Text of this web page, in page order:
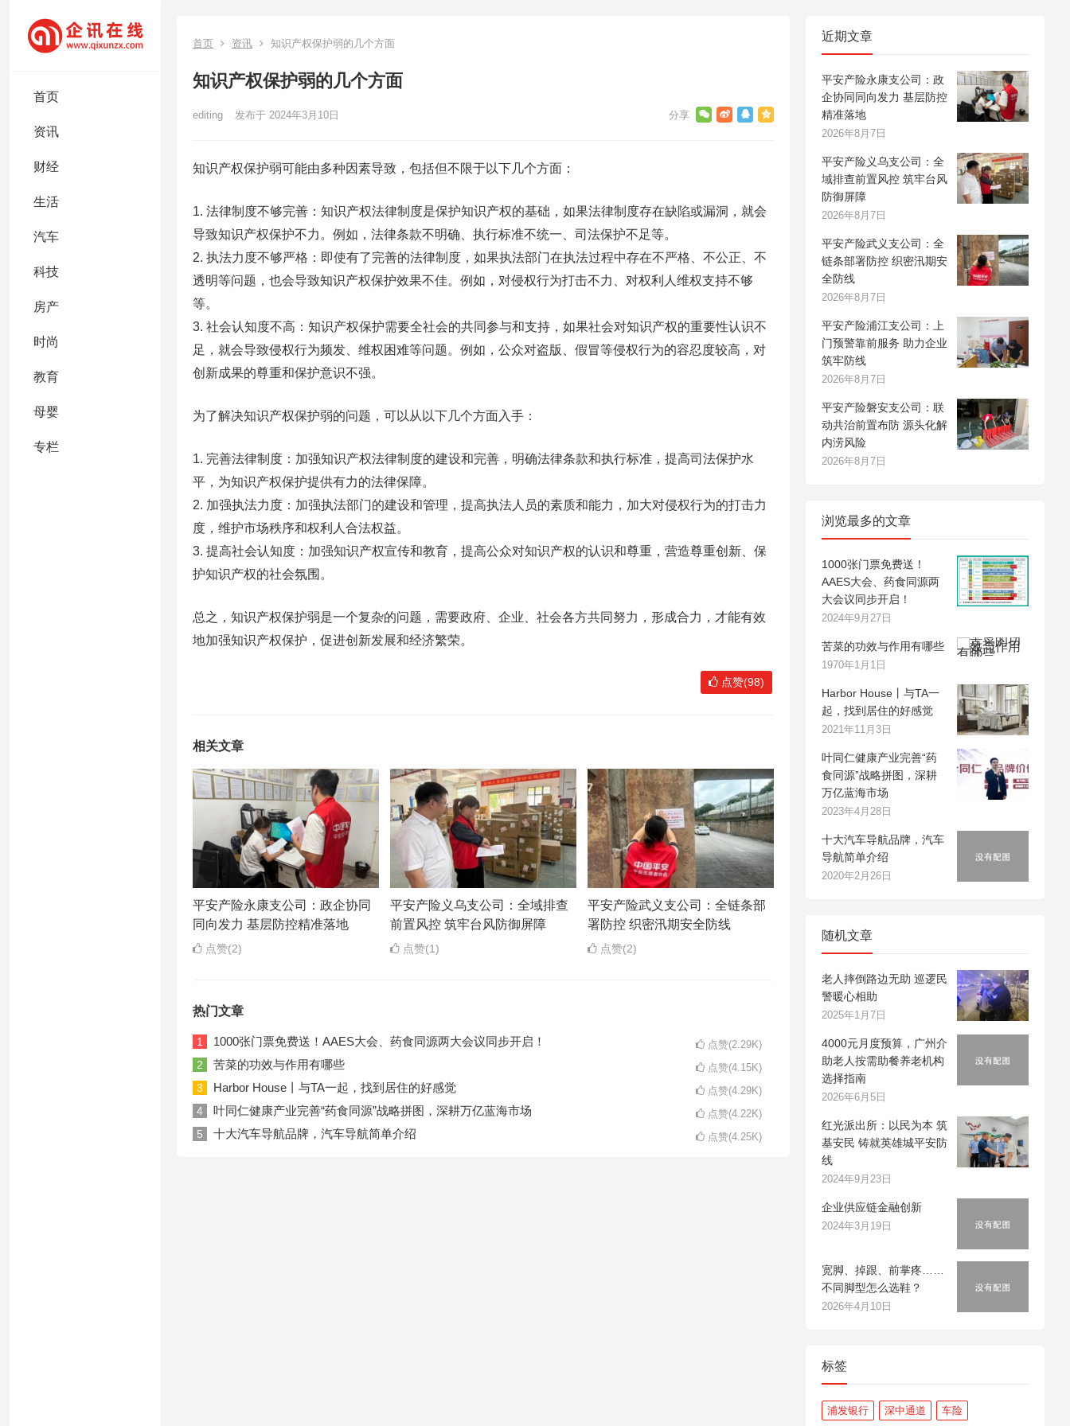
首页
资讯
财经
生活
汽车
科技
房产
时尚
教育
母婴
专栏
首页 资讯 知识产权保护弱的几个方面
知识产权保护弱的几个方面
editing 发布于 2024年3月10日
知识产权保护弱可能由多种因素导致，包括但不限于以下几个方面：
1. 法律制度不够完善：知识产权法律制度是保护知识产权的基础，如果法律制度存在缺陷或漏洞，就会
导致知识产权保护不力。例如，法律条款不明确、执行标准不统一、司法保护不足等。
2. 执法力度不够严格：即使有了完善的法律制度，如果执法部门在执法过程中存在不严格、不公正、不
透明等问题，也会导致知识产权保护效果不佳。例如，对侵权行为打击不力、对权利人维权支持不够
等。
3. 社会认知度不高：知识产权保护需要全社会的共同参与和支持，如果社会对知识产权的重要性认识不
足，就会导致侵权行为频发、维权困难等问题。例如，公众对盗版、假冒等侵权行为的容忍度较高，对
创新成果的尊重和保护意识不强。
为了解决知识产权保护弱的问题，可以从以下几个方面入手：
1. 完善法律制度：加强知识产权法律制度的建设和完善，明确法律条款和执行标准，提高司法保护水
平，为知识产权保护提供有力的法律保障。
2. 加强执法力度：加强执法部门的建设和管理，提高执法人员的素质和能力，加大对侵权行为的打击力
度，维护市场秩序和权利人合法权益。
3. 提高社会认知度：加强知识产权宣传和教育，提高公众对知识产权的认识和尊重，营造尊重创新、保
护知识产权的社会氛围。
总之，知识产权保护弱是一个复杂的问题，需要政府、企业、社会各方共同努力，形成合力，才能有效
地加强知识产权保护，促进创新发展和经济繁荣。
点赞(98)
相关文章
平安产险永康支公司：政企协同
同向发力 基层防控精准落地
点赞(2)
平安产险义乌支公司：全域排查
前置风控 筑牢台风防御屏障
点赞(1)
平安产险武义支公司：全链条部
署防控 织密汛期安全防线
点赞(2)
热门文章
1 1000张门票免费送！AAES大会、药食同源两大会议同步开启！ 点赞(2.29K)
2 苦菜的功效与作用有哪些 点赞(4.15K)
3 Harbor House丨与TA一起，找到居住的好感觉 点赞(4.29K)
4 叶同仁健康产业完善“药食同源”战略拼图，深耕万亿蓝海市场 点赞(4.22K)
5 十大汽车导航品牌，汽车导航简单介绍 点赞(4.25K)
近期文章
平安产险永康支公司：政
企协同同向发力 基层防控
精准落地
2026年8月7日
平安产险义乌支公司：全
域排查前置风控 筑牢台风
防御屏障
2026年8月7日
平安产险武义支公司：全
链条部署防控 织密汛期安
全防线
2026年8月7日
平安产险浦江支公司：上
门预警靠前服务 助力企业
筑牢防线
2026年8月7日
平安产险磐安支公司：联
动共治前置布防 源头化解
内涝风险
2026年8月7日
浏览最多的文章
1000张门票免费送！
AAES大会、药食同源两
大会议同步开启！
2024年9月27日
苦菜的功效与作用有哪些
1970年1月1日
Harbor House丨与TA一
起，找到居住的好感觉
2021年11月3日
叶同仁健康产业完善“药
食同源”战略拼图，深耕
万亿蓝海市场
2023年4月28日
十大汽车导航品牌，汽车
导航简单介绍
2020年2月26日
随机文章
老人摔倒路边无助 巡逻民
警暖心相助
2025年1月7日
4000元月度预算，广州介
助老人按需助餐养老机构
选择指南
2026年6月5日
红光派出所：以民为本 筑
基安民 铸就英雄城平安防
线
2024年9月23日
企业供应链金融创新
2024年3月19日
宽脚、掉跟、前掌疼……
不同脚型怎么选鞋？
2026年4月10日
标签
浦发银行 深中通道 车险